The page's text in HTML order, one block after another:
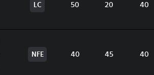
LC 50 20 40
NFE 40 45 40